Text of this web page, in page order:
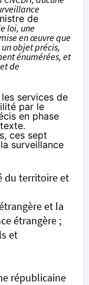
de
loi, une
en œuvre que
objet précis,
énumérées, et
de
services de
par le
en phase
ces sept
surveillance
du territoire et
et la
étrangère ;
et
républicaine